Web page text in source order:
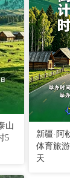
山
5
新疆·阿
体育旅
天